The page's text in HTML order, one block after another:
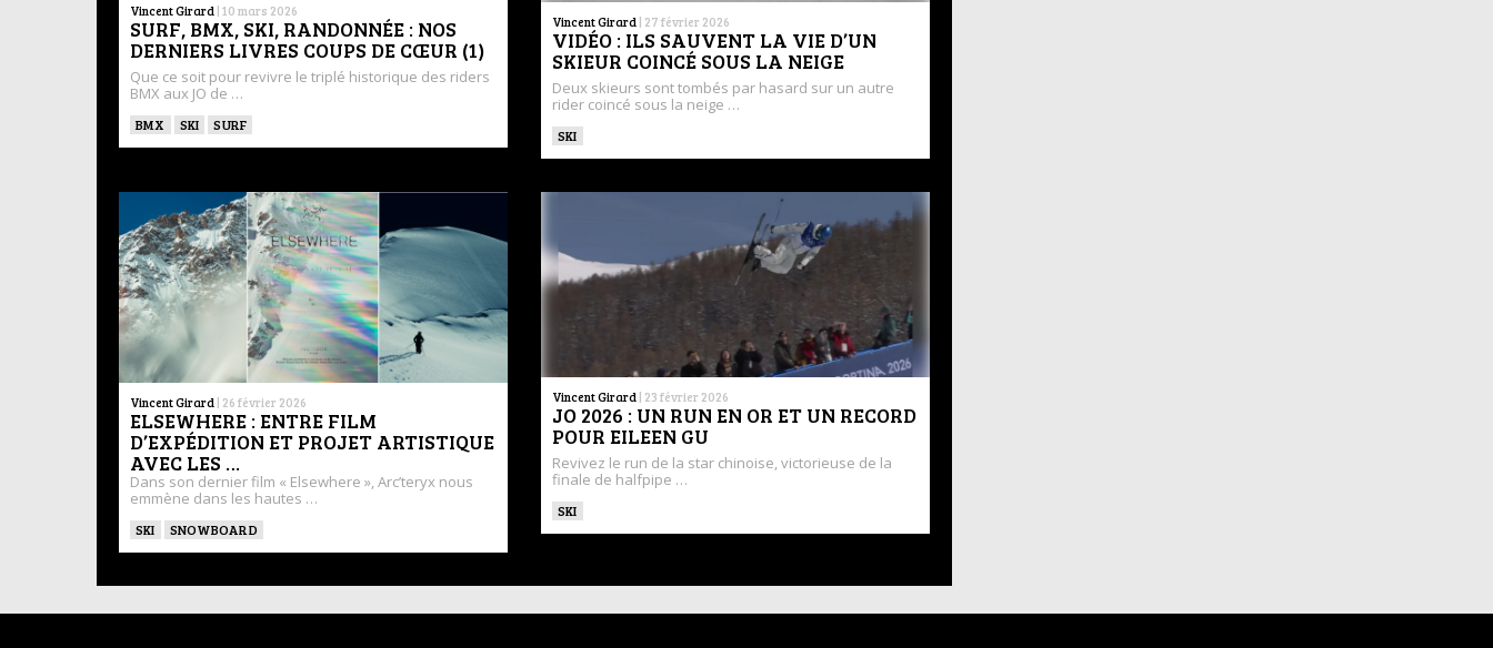
Vincent Girard | 10 mars 2026
SURF, BMX, SKI, RANDONNÉE : NOS
DERNIERS LIVRES COUPS DE CŒUR (1)
Que ce soit pour revivre le triplé historique des riders
BMX aux JO de …
BMX SKI SURF
Vincent Girard | 27 février 2026
VIDÉO : ILS SAUVENT LA VIE D’UN
SKIEUR COINCÉ SOUS LA NEIGE
Deux skieurs sont tombés par hasard sur un autre
rider coincé sous la neige …
SKI
Vincent Girard | 26 février 2026
ELSEWHERE : ENTRE FILM
D’EXPÉDITION ET PROJET ARTISTIQUE
AVEC LES …
Dans son dernier film « Elsewhere », Arc’teryx nous
emmène dans les hautes …
SKI SNOWBOARD
Vincent Girard | 23 février 2026
JO 2026 : UN RUN EN OR ET UN RECORD
POUR EILEEN GU
Revivez le run de la star chinoise, victorieuse de la
finale de halfpipe …
SKI